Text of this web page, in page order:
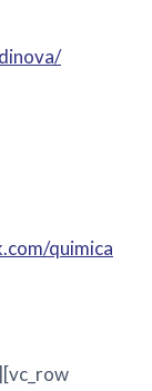
quimica